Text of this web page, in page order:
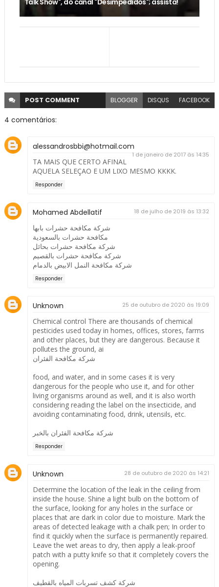
Talk Show", do canal "Desimpedidos"; assista!
POST COMMENT BLOGGER DISQUS FACEBOOK
4 comentários:
alessandrosbbi@hotmail.com
1 de janeiro de 2017 às 14:35
TA MAIS QUE CERTO AFINAL
AQUELA SELEÇAO E UM LIXO MESMO KKKK.
Responder
Mohamed Abdellatif 18 de julho de 2019 às 13:32
شركة مكافحة حشرات بابها
مكافحة حشرات بالسعودية
شركة مكافحة حشرات بحائل
شركة مكافحة حشرات بالقصيم
شركة مكافحة النمل الابيض بالدمام
Responder
Unknown 25 de outubro de 2020 às 19:09
Chemical control There are thousands of chemical
pesticides used today in homes, offices, stores, farms
and other places, but they are dangerous. Because it
pollutes the ground, ai
شركة مكافحة الفئران
food, and water, and in some cases it is very
dangerous for the people who use it, and for other
living organisms around as well, and it is also worth
considering reading the label on the insecticide, and
avoiding contaminating food, drink, utensils, etc.
شركة مكافحة الفئران بالخبر
Responder
Unknown 28 de outubro de 2020 às 14:21
Determine the location of the leak in the ceiling from
inside the house. Shine a light bulb on the bottom of
the surface, looking for any holes in the surface or
places that are dark in color due to moisture. Mark the
areas of detected leakage with a chalk pen; In order to
find it quickly when the surface is permanently repaired.
Leave the wet areas to dry, then apply a leak-proof
patch with a putty knife so that it completely covers the
opening.
شركة كشف تسربات المياه بالقطيف